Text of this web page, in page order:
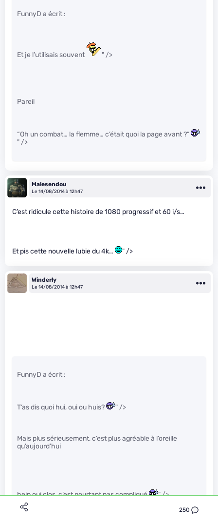
250
FunnyD a écrit :
Et je l’utilisais souvent " />
Pareil
“Oh un combat… la flemme… c’était quoi la page avant ?”
" />
Malesendou
Le 14/08/2014 à 12h47
C’est ridicule cette histoire de 1080 progressif et 60 i/s…
Et pis cette nouvelle lubie du 4k… " />
Winderly
Le 14/08/2014 à 12h47
FunnyD a écrit :
T’as dis quoi hui, oui ou huis? " />
Mais plus sérieusement, c’est plus agréable à l’oreille
qu’aujourd’hui
hein oui clos, c’est pourtant pas compliqué " />